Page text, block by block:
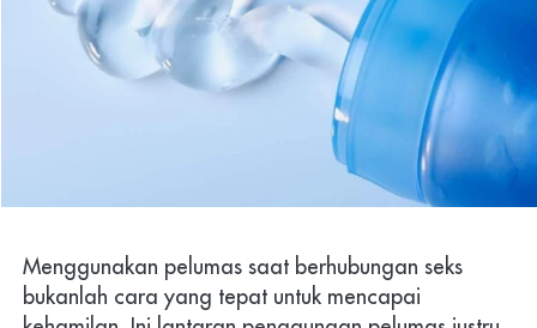
Menggunakan pelumas saat berhubungan seks
bukanlah cara yang tepat untuk mencapai